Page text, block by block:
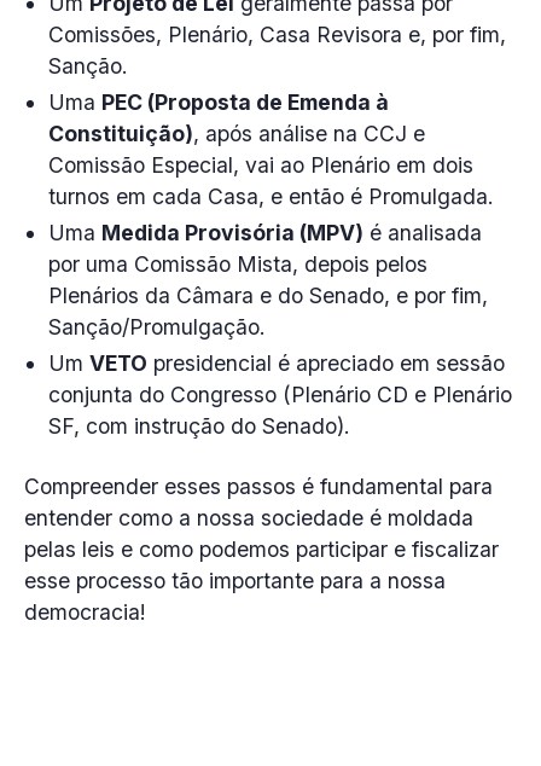
Comissões, Plenário, Casa Revisora e, por fim,
Sanção.
Uma PEC (Proposta de Emenda à
Constituição), após análise na CCJ e
Comissão Especial, vai ao Plenário em dois
turnos em cada Casa, e então é Promulgada.
Uma Medida Provisória (MPV) é analisada
por uma Comissão Mista, depois pelos
Plenários da Câmara e do Senado, e por fim,
Sanção/Promulgação.
Um VETO presidencial é apreciado em sessão
conjunta do Congresso (Plenário CD e Plenário
SF, com instrução do Senado).
Compreender esses passos é fundamental para
entender como a nossa sociedade é moldada
pelas leis e como podemos participar e fiscalizar
esse processo tão importante para a nossa
democracia!